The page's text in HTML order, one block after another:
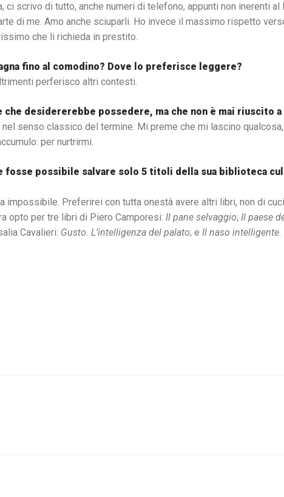
ci scrivo di tutto, anche numeri di telefono, appunti non inerenti al
di me. Amo anche sciuparli. Ho invece il massimo rispetto
che li richieda in prestito.
fino al comodino? Dove lo preferisce leggere?
perferisco altri contesti.
desidererebbe possedere, ma che non è mai riuscito
senso classico del termine. Mi preme che mi lascino
per nurtrirmi.
fosse possibile salvare solo 5 titoli della sua biblioteca
impossibile. Preferirei con tutta onestà avere altri libri, non di
opto per tre libri di Piero Camporesi: Il pane selvaggio; Il paese
Cavalieri: Gusto. L’intelligenza del palato; e Il naso intelligente.